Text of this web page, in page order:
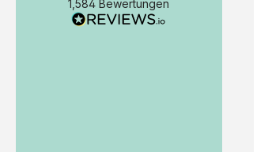
1,584 Bewertungen